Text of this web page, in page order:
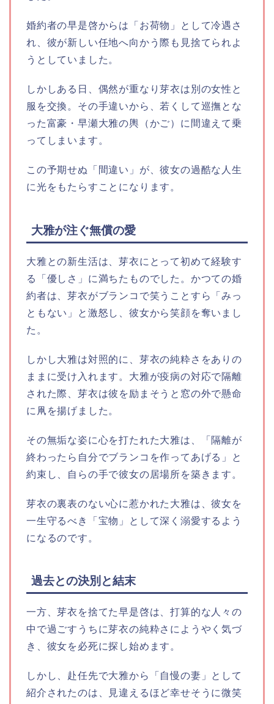
婚約者の早是啓からは「お荷物」として冷遇さ
れ、彼が新しい任地へ向かう際も見捨てられよ
うとしていました。
しかしある日、偶然が重なり芽衣は別の女性と
服を交換。その手違いから、若くして巡撫とな
った富豪・早瀬大雅の輿（かご）に間違えて乗
ってしまいます。
この予期せぬ「間違い」が、彼女の過酷な人生
に光をもたらすことになります。
大雅が注ぐ無償の愛
大雅との新生活は、芽衣にとって初めて経験す
る「優しさ」に満ちたものでした。かつての婚
約者は、芽衣がブランコで笑うことすら「みっ
ともない」と激怒し、彼女から笑顔を奪いまし
た。
しかし大雅は対照的に、芽衣の純粋さをありの
ままに受け入れます。大雅が疫病の対応で隔離
された際、芽衣は彼を励まそうと窓の外で懸命
に凧を揚げました。
その無垢な姿に心を打たれた大雅は、「隔離が
終わったら自分でブランコを作ってあげる」と
約束し、自らの手で彼女の居場所を築きます。
芽衣の裏表のない心に惹かれた大雅は、彼女を
一生守るべき「宝物」として深く溺愛するよう
になるのです。
過去との決別と結末
一方、芽衣を捨てた早是啓は、打算的な人々の
中で過ごすうちに芽衣の純粋さにようやく気づ
き、彼女を必死に探し始めます。
しかし、赴任先で大雅から「自慢の妻」として
紹介されたのは、見違えるほど幸せそうに微笑